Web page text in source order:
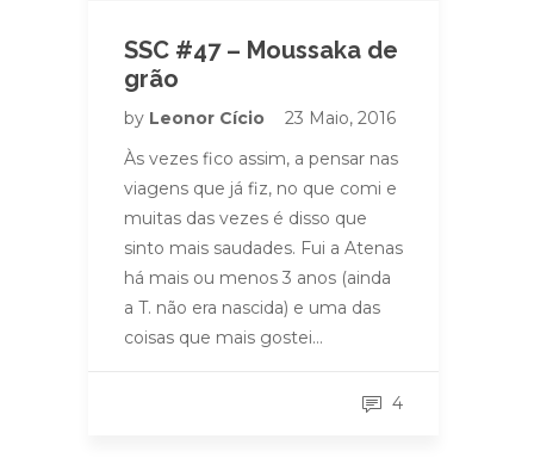
SSC #47 – Moussaka de
grão
by Leonor Cício
23 Maio, 2016
Às vezes fico assim, a pensar nas
viagens que já fiz, no que comi e
muitas das vezes é disso que
sinto mais saudades. Fui a Atenas
há mais ou menos 3 anos (ainda
a T. não era nascida) e uma das
coisas que mais gostei…
4